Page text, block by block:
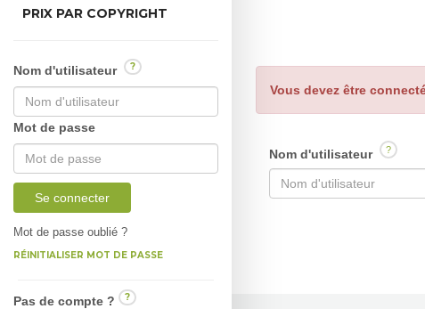
PRIX PAR COPYRIGHT
Nom d'utilisateur ?
Mot de passe
Se connecter
Mot de passe oublié ?
RÉINITIALISER MOT DE PASSE
Pas de compte ? ?
Vous devez être
Nom d'utilisateur ?